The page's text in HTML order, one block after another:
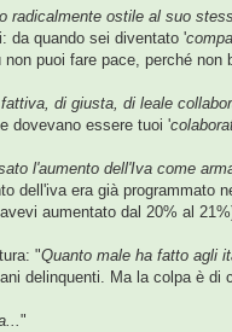
radicalmente ostile al suo
da quando sei diventato '
non puoi fare pace, perché
di giusta, di leale
dovevano essere tuoi '
l'aumento dell'Iva come
dell'iva era già programmato
aumentato dal 20% al
"Quanto male ha fatto agli
delinquenti. Ma la colpa è di
"